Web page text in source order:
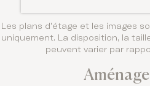
Les plans d'étage et les images
uniquement. La disposition, la
peuvent varier par